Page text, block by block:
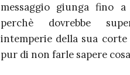
messaggio giunga fino
perchè dovrebbe
intemperie della sua
pur di non farle sapere